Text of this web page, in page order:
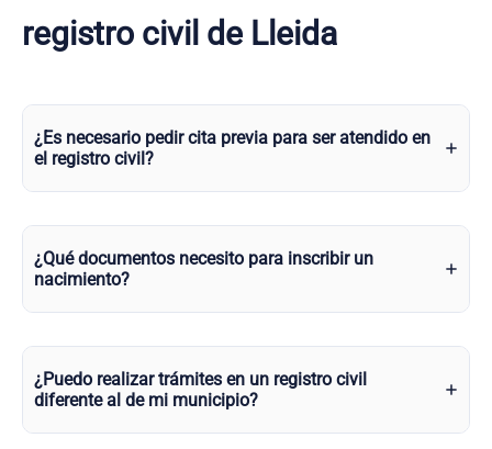
registro civil de Lleida
¿Es necesario pedir cita previa para ser atendido en
el registro civil?
¿Qué documentos necesito para inscribir un
nacimiento?
¿Puedo realizar trámites en un registro civil
diferente al de mi municipio?